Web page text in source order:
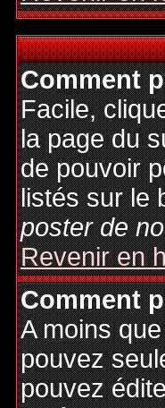
Comment
Facile,
la page du
de pouvoir
listés sur le
poster de
Revenir en
Comment
A moins
pouvez
pouvez